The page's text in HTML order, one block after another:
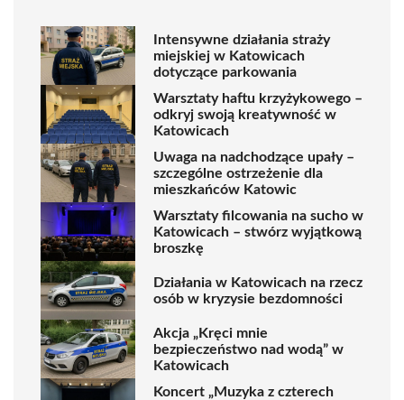
Intensywne działania straży
miejskiej w Katowicach
dotyczące parkowania
Warsztaty haftu krzyżykowego –
odkryj swoją kreatywność w
Katowicach
Uwaga na nadchodzące upały –
szczególne ostrzeżenie dla
mieszkańców Katowic
Warsztaty filcowania na sucho w
Katowicach – stwórz wyjątkową
broszkę
Działania w Katowicach na rzecz
osób w kryzysie bezdomności
Akcja „Kręci mnie
bezpieczeństwo nad wodą” w
Katowicach
Koncert „Muzyka z czterech